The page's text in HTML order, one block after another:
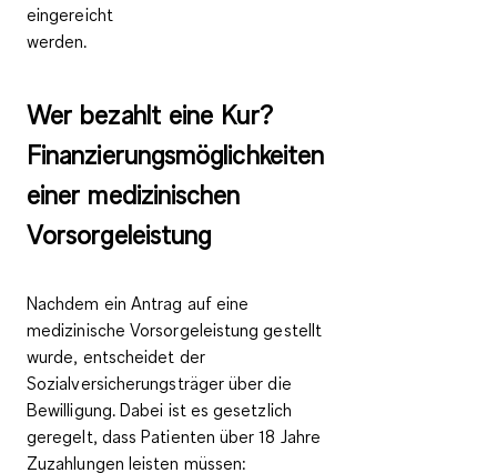
eingereicht
werden.
Wer bezahlt eine Kur?
Finanzierungsmöglichkeiten
einer medizinischen
Vorsorgeleistung
Nachdem ein Antrag auf eine
medizinische Vorsorgeleistung gestellt
wurde, entscheidet der
Sozialversicherungsträger über die
Bewilligung. Dabei ist es gesetzlich
geregelt, dassPatienten über 18 Jahre
Zuzahlungen leisten müssen: